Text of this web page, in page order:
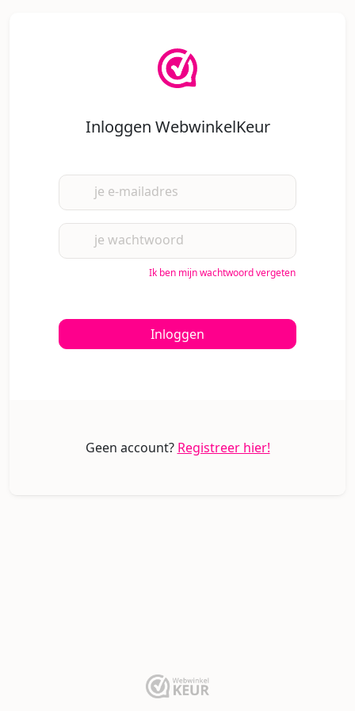
Inloggen WebwinkelKeur
je e-mailadres
je wachtwoord
Ik ben mijn wachtwoord vergeten
Inloggen
Geen account? Registreer hier!